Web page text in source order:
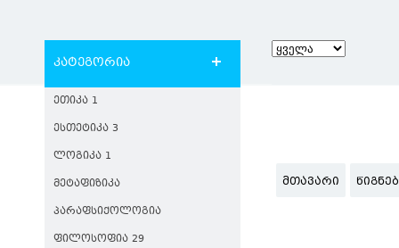
კატეგორია
ᲔᲗᲘᲙᲐ 1
ᲔᲡᲗᲔᲢᲘᲙᲐ 3
ᲚᲝᲒᲘᲙᲐ 1
ᲛᲔᲢᲐᲤᲘᲖᲘᲙᲐ
ᲞᲐᲠᲐᲤᲡᲘᲥᲝᲚᲝᲒᲘᲐ
ᲤᲘᲚᲝᲡᲝᲤᲘᲐ 29
ᲛᲗᲐᲕᲐᲠᲘ